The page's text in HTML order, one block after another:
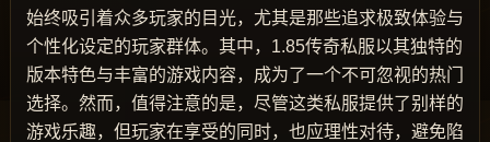
始终吸引着众多玩家的目光，尤其是那些追求极致体验与
个性化设定的玩家群体。其中，1.85传奇私服以其独特的
版本特色与丰富的游戏内容，成为了一个不可忽视的热门
选择。然而，值得注意的是，尽管这类私服提供了别样的
游戏乐趣，但玩家在享受的同时，也应理性对待，避免陷